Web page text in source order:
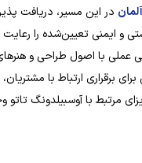
در این مسیر، دریافت
و ایمنی تعیین‌شده را رعایت
عملی با اصول طراحی
برقراری ارتباط با
مرتبط با آوسبیلدونگ